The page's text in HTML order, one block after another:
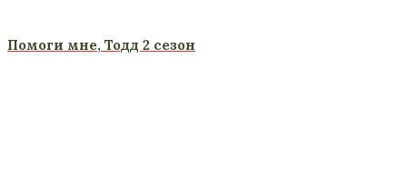
Помоги мне, Тодд 2 сезон